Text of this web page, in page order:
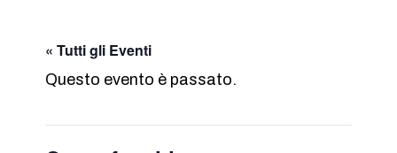
« Tutti gli Eventi
Questo evento è passato.